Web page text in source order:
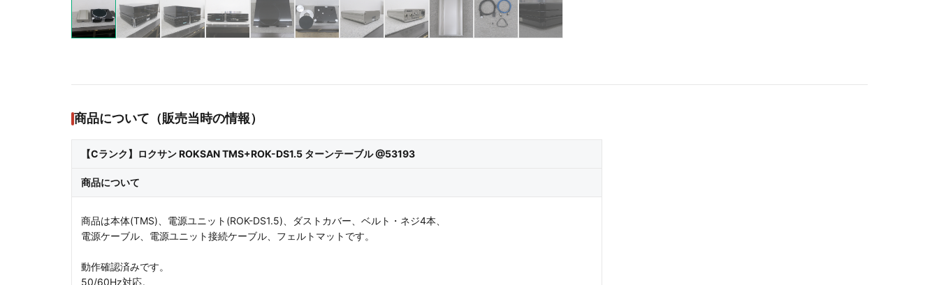
商品について（販売当時の情報）
【Cランク】ロクサン ROKSAN TMS+ROK-DS1.5 ターンテーブル @53193
商品について
商品は本体(TMS)、電源ユニット(ROK-DS1.5)、ダストカバー、ベルト・ネジ4本、
電源ケーブル、電源ユニット接続ケーブル、フェルトマットです。
動作確認済みです。
50/60Hz対応。